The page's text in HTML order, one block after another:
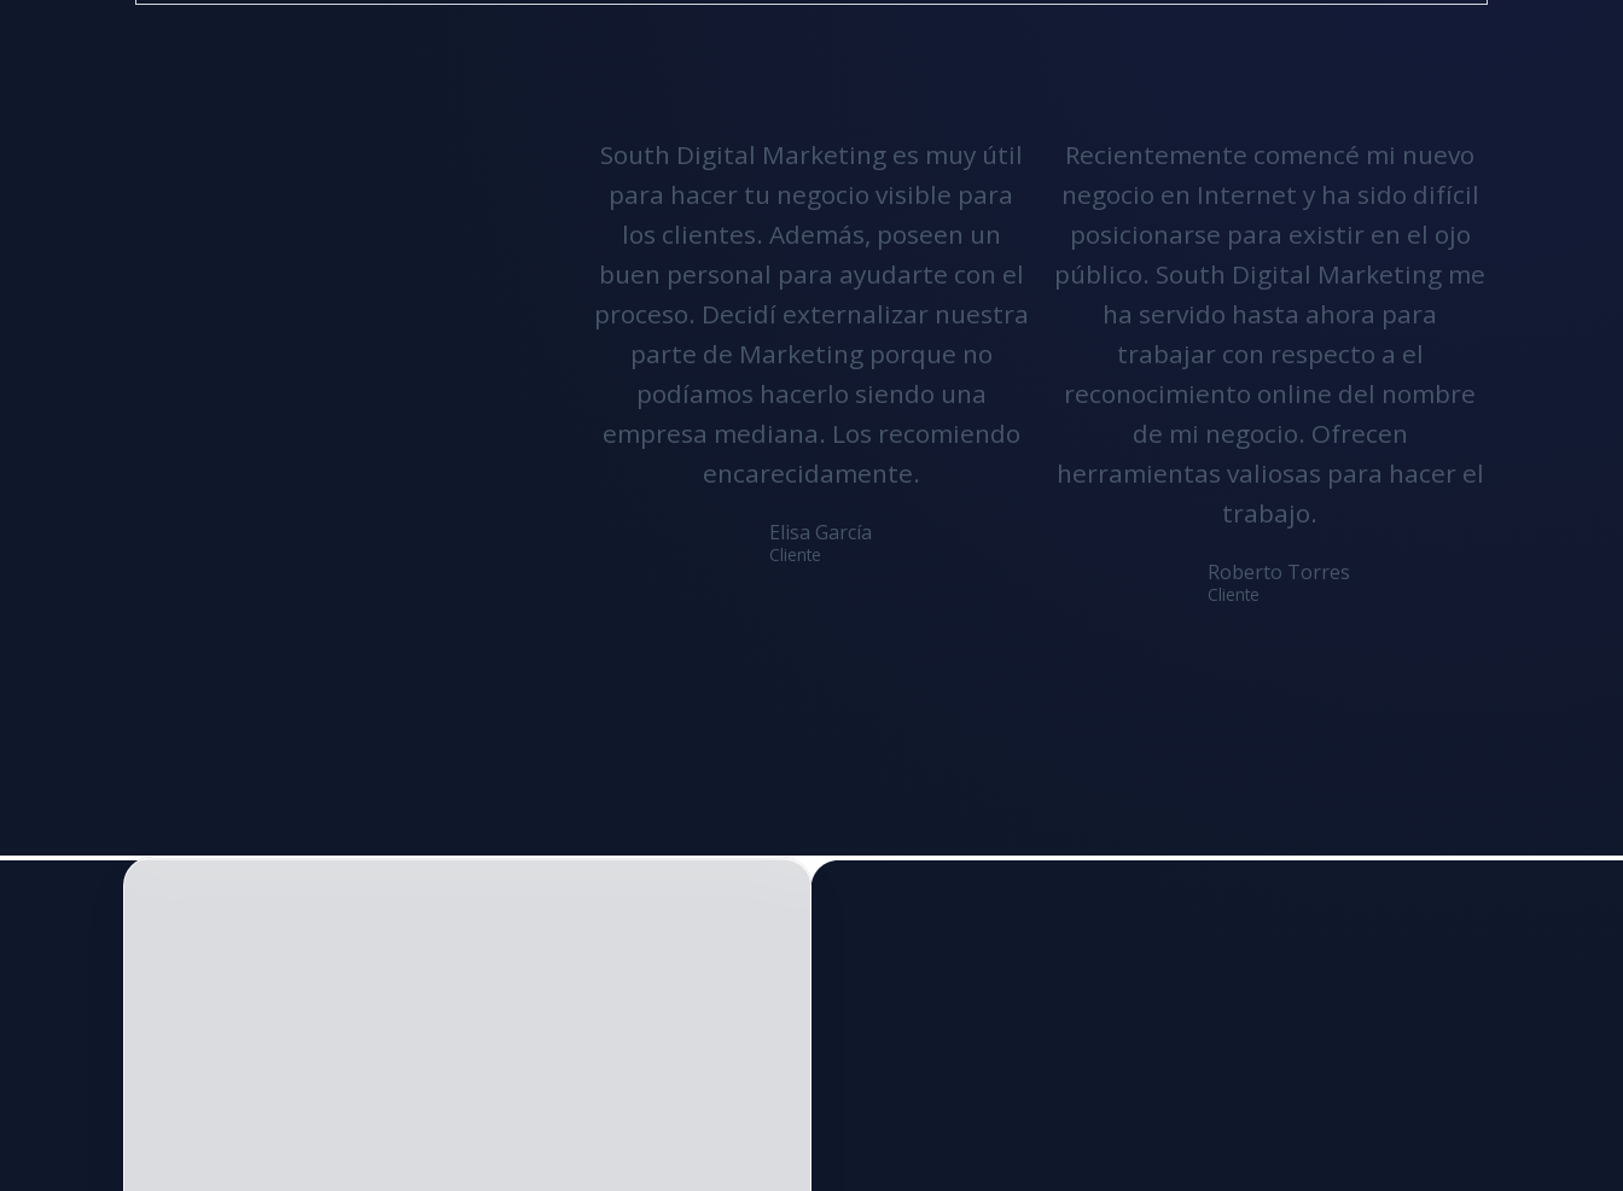
South Digital Marketing es muy útil
para hacer tu negocio visible para
los clientes. Además, poseen un
buen personal para ayudarte con el
proceso. Decidí externalizar nuestra
parte de Marketing porque no
podíamos hacerlo siendo una
empresa mediana. Los recomiendo
encarecidamente.
Elisa García
Cliente
Recientemente comencé mi nuevo
negocio en Internet y ha sido difícil
posicionarse para existir en el ojo
público. South Digital Marketing me
ha servido hasta ahora para
trabajar con respecto a el
reconocimiento online del nombre
de mi negocio. Ofrecen
herramientas valiosas para hacer el
trabajo.
Roberto Torres
Cliente